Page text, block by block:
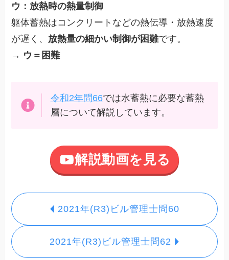
ウ：放熱時の熱量制御
躯体蓄熱はコンクリートなどの熱伝導・放熱速度
が遅く、 放熱量の細かい制御が困難です。
→ ウ＝困難
令和2年問66では水蓄熱に必要な蓄熱
層について解説しています。
解説動画を見る
2021年(R3)ビル管理士問60
2021年(R3)ビル管理士問62